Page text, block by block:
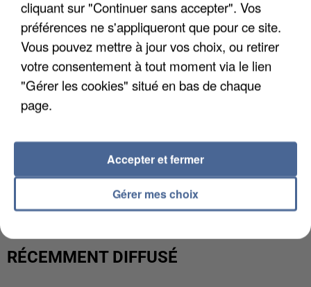
UN SECOND CADRE DE LA DZ MAFIA
INTERPELLÉ EN ALGÉRIE
RÉCEMMENT DIFFUSÉ
cliquant sur "Continuer sans accepter". Vos
préférences ne s'appliqueront que pour ce site.
Vous pouvez mettre à jour vos choix, ou retirer
votre consentement à tout moment via le lien
"Gérer les cookies" situé en bas de chaque
page.
Gérer mes choix
Accepter et fermer